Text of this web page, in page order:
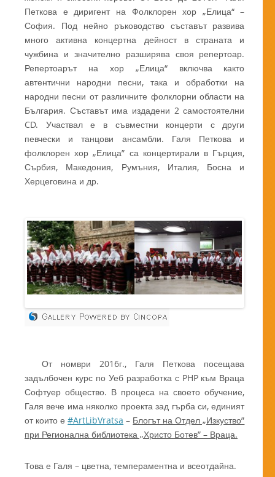
Петкова е диригент на Фолклорен хор „Елица“ –
София. Под нейно ръководство съставът развива
много активна концертна дейност в страната и
чужбина и значително разширява своя репертоар.
Репертоарът на хор „Елица“ включва както
автентични народни песни, така и обработки на
народни песни от различните фолклорни области на
България. Съставът има издадени 2 самостоятелни
CD. Участвал е в съвместни концерти с други
певчески и танцови ансамбли. Галя Петкова и
фолклорен хор „Елица” са концертирали в Гърция,
Сърбия, Македония, Румъния, Италия, Босна и
Херцеговина и др.
От номври 2016г., Галя Петкова посещава
задълбочен курс по Уеб разработка с PHP към Враца
Софтуер общество. В процеса на своето обучение,
Галя вече има няколко проекта зад гърба си, единият
от които е#ArtLibVratsa – Блогът на Отдел „Изкуство”
при Регионална библиотека „Христо Ботев” – Враца.
Това е Галя – цветна, темпераментна и всеотдайна.